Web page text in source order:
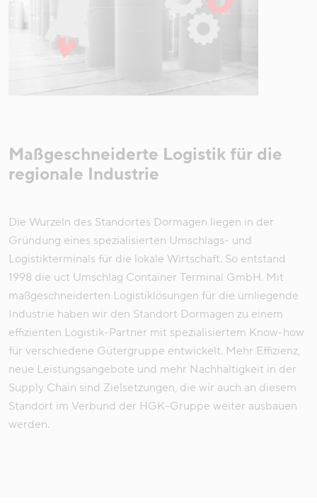
Maßgeschneiderte Logistik für die
regionale Industrie
Die Wurzeln des Standortes Dormagen liegen in der
Gründung eines spezialisierten Umschlags- und
Logistikterminals für die lokale Wirtschaft. So entstand
1998 die uct Umschlag Container Terminal GmbH. Mit
maßgeschneiderten Logistiklösungen für die umliegende
Industrie haben wir den Standort Dormagen zu einem
effizienten Logistik-Partner mit spezialisiertem Know-how
für verschiedene Gütergruppe entwickelt. Mehr Effizienz,
neue Leistungsangebote und mehr Nachhaltigkeit in der
Supply Chain sind Zielsetzungen, die wir auch an diesem
Standort im Verbund der HGK-Gruppe weiter ausbauen
werden.